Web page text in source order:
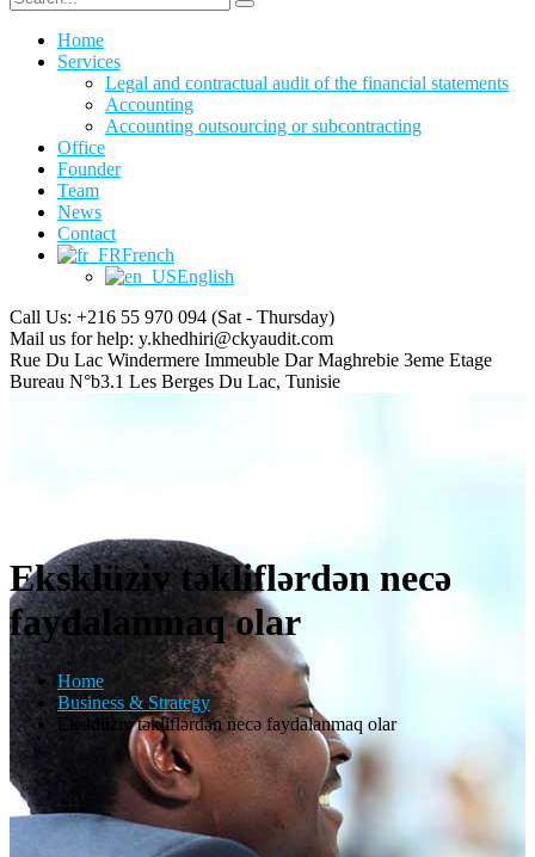
Home
Services
Legal and contractual audit of the financial statements
Accounting
Accounting outsourcing or subcontracting
Office
Founder
Team
News
Contact
French
English
Call Us: +216 55 970 094 (Sat - Thursday)
Mail us for help: y.khedhiri@ckyaudit.com
Rue Du Lac Windermere Immeuble Dar Maghrebie 3eme Etage
Bureau N°b3.1 Les Berges Du Lac, Tunisie
Eksklüziv təkliflərdən necə
faydalanmaq olar
Home
Business & Strategy
Eksklüziv təkliflərdən necə faydalanmaq olar